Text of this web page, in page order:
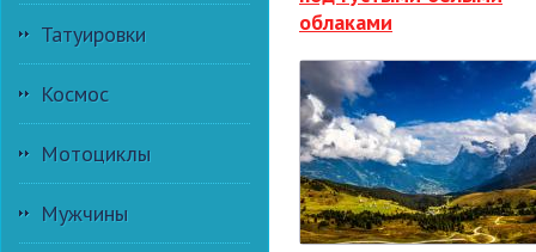
Татуировки
Космос
Мотоциклы
Мужчины
облаками